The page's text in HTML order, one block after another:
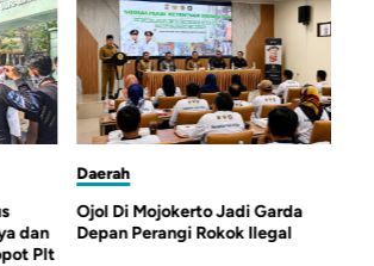
Jadi Garda
Rokok Ilegal
Kasus Dugaan Pungli
KOPERTAIS IV Surabaya